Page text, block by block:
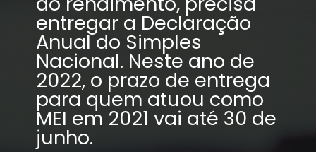
entregar a Declaração
Anual do Simples
Nacional. Neste ano de
2022, o prazo de entrega
para quem atuou como
MEI em 2021 vai até 30 de
junho.
2